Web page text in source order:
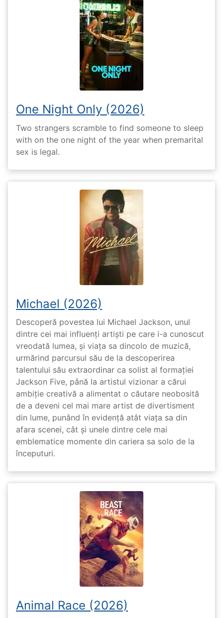
One Night Only (2026)
Two strangers scramble to find someone to sleep
with on the one night of the year when premarital
sex is legal.
Michael (2026)
Descoperă povestea lui Michael Jackson, unul
dintre cei mai influenți artiști pe care i-a cunoscut
vreodată lumea, și viața sa dincolo de muzică,
urmărind parcursul său de la descoperirea
talentului său extraordinar ca solist al formației
Jackson Five, până la artistul vizionar a cărui
ambiție creativă a alimentat o căutare neobosită
de a deveni cel mai mare artist de divertisment
din lume, punând în evidență atât viața sa din
afara scenei, cât și unele dintre cele mai
emblematice momente din cariera sa solo de la
începuturi.
Animal Race (2026)